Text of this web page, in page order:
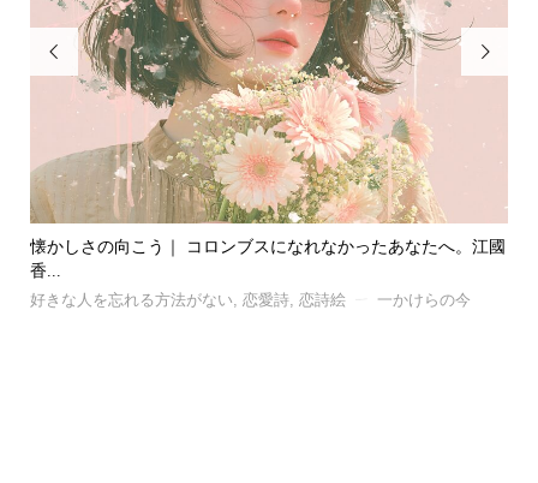

懐かしさの向こう｜ コロンブスになれなかったあなたへ。江國
香...
好きな人を忘れる方法がない, 恋愛詩, 恋詩絵 一かけらの今
